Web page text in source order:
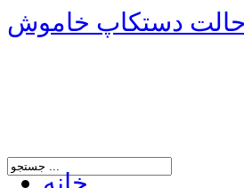
دستکاپ خاموش